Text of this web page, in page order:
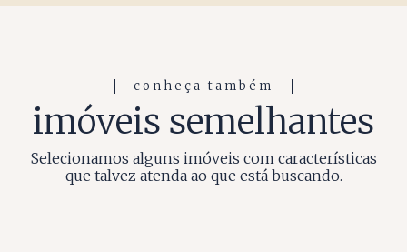
conheça também
imóveis semelhantes
Selecionamos alguns imóveis com características
que talvez atenda ao que está buscando.